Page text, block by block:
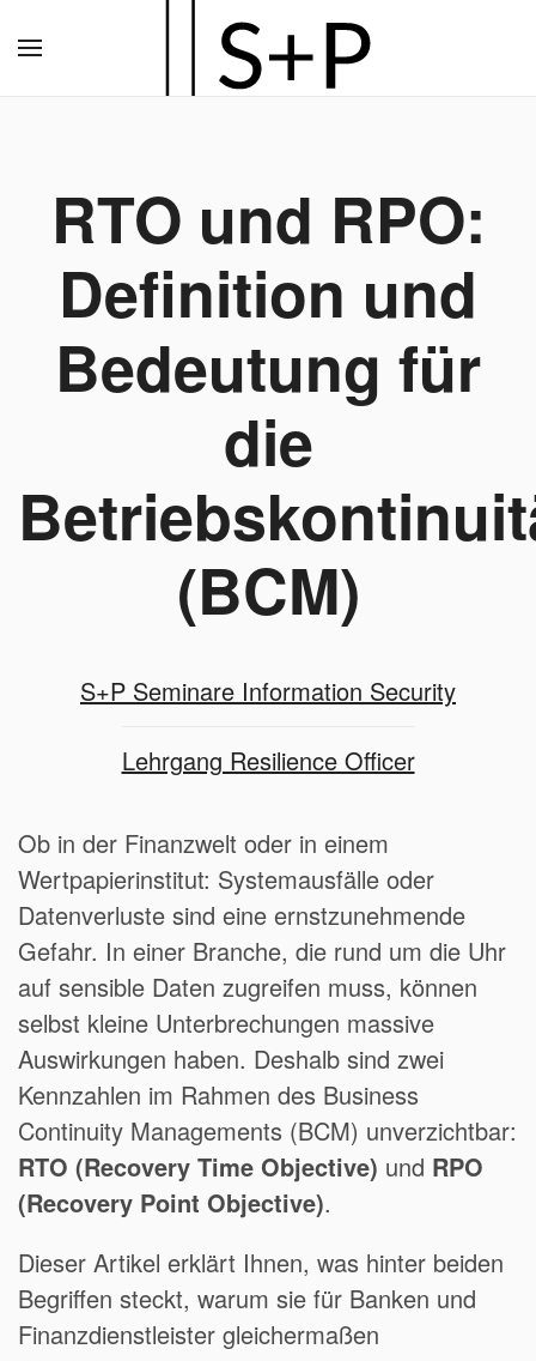
Hauptinhalt
RTO und RPO:
Definition und
Bedeutung für
die
(BCM)
S+P Seminare Information Security
Lehrgang Resilience Officer
Ob in der Finanzwelt oder in einem
Wertpapierinstitut: Systemausfälle oder
Datenverluste sind eine ernstzunehmende
Gefahr. In einer Branche, die rund um die Uhr
auf sensible Daten zugreifen muss, können
selbst kleine Unterbrechungen massive
Auswirkungen haben. Deshalb sind zwei
Kennzahlen im Rahmen des Business
Continuity Managements (BCM) unverzichtbar:
RTO (Recovery Time Objective) und RPO
(Recovery Point Objective).
Dieser Artikel erklärt Ihnen, was hinter beiden
Begriffen steckt, warum sie für Banken und
Finanzdienstleister gleichermaßen